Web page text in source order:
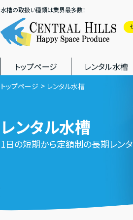
水槽の取扱い種類は業界最多数！
トップページ レンタル水槽
トップページ レンタル水槽
レンタル水槽
1日の短期から定額制の長期レン